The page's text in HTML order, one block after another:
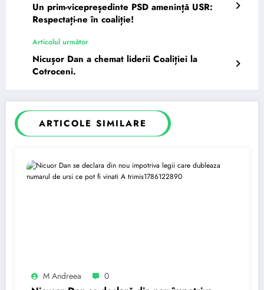
Un prim-vicepreședinte PSD amenință USR:
Respectați-ne în coaliție!
Articolul următor
Nicușor Dan a chemat liderii Coaliției la
Cotroceni.
ARTICOLE SIMILARE
M Andreea 0